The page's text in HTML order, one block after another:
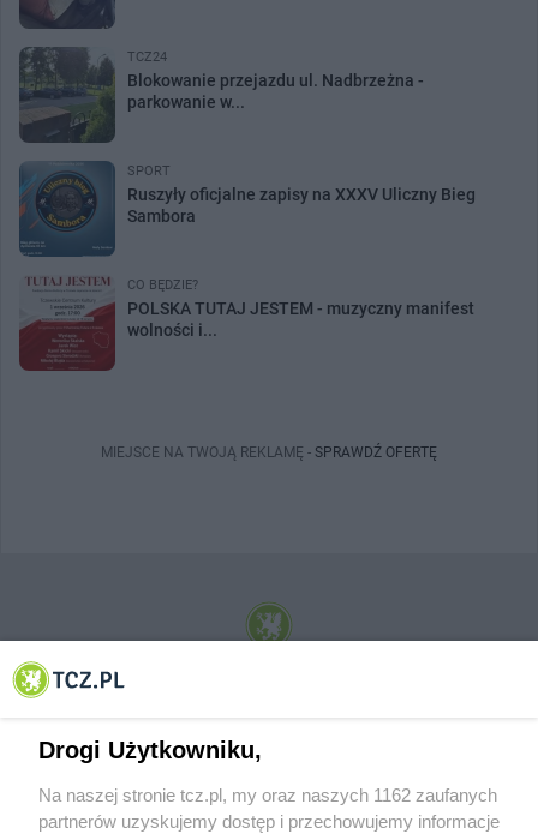
TCZ24
Blokowanie przejazdu ul. Nadbrzeżna -
parkowanie w...
SPORT
Ruszyły oficjalne zapisy na XXXV Uliczny Bieg
Sambora
CO BĘDZIE?
POLSKA TUTAJ JESTEM - muzyczny manifest
wolności i...
MIEJSCE NA TWOJĄ REKLAMĘ - SPRAWDŹ OFERTĘ
© 2001-2026 Tczew - TCZ.PL Sp. z o.o. Internetowy Serwis Informacyjny Miasta
Drogi Użytkowniku,
Na naszej stronie tcz.pl, my oraz naszych 1162 zaufanych
partnerów uzyskujemy dostęp i przechowujemy informacje